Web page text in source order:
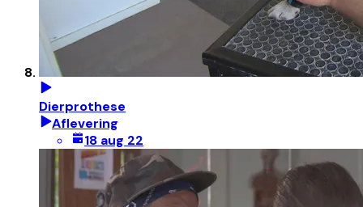
Dierprothese
Aflevering
18 aug 22